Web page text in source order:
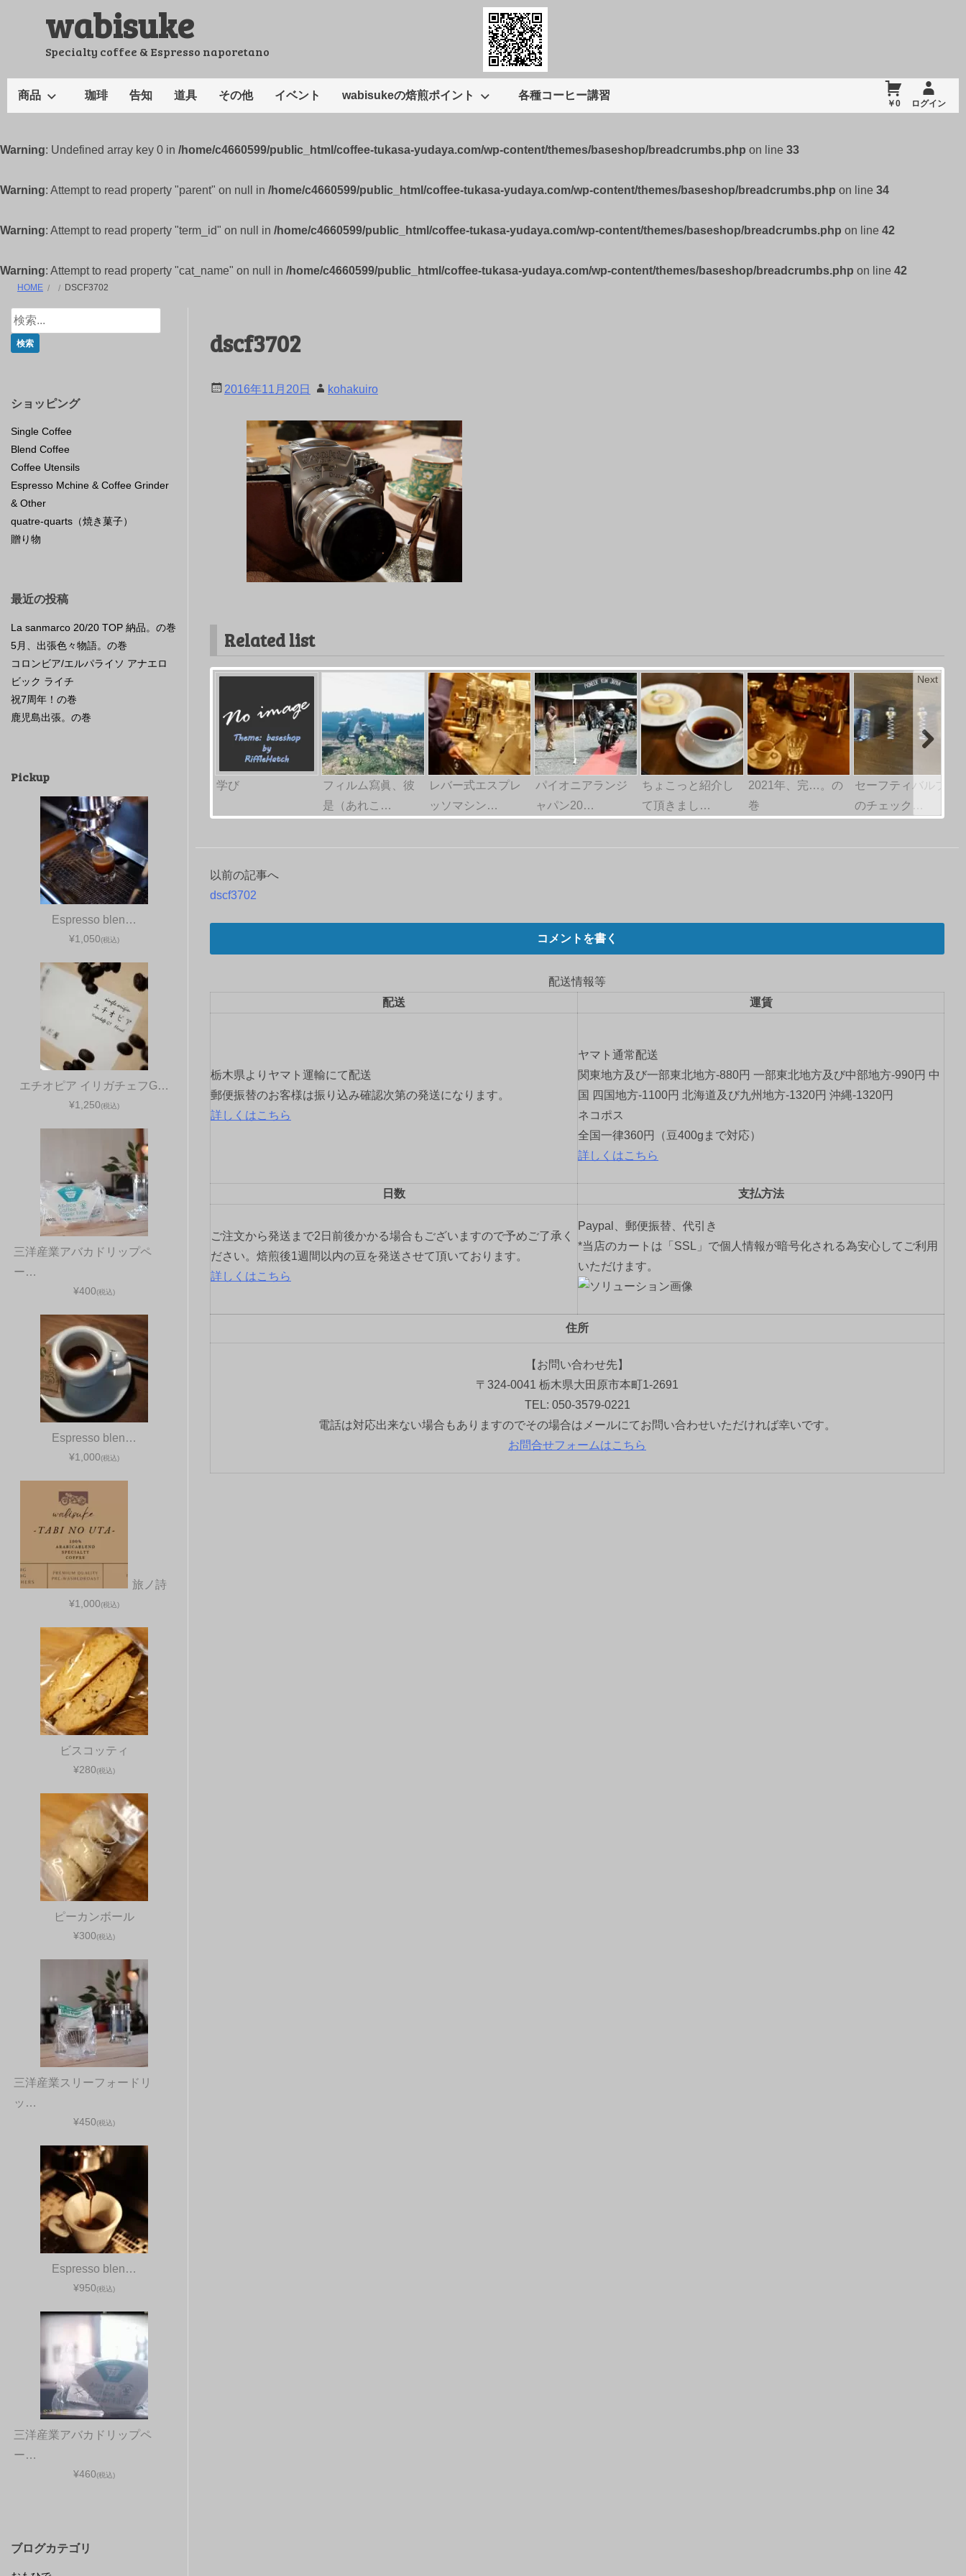
キ
プ
wabisuke
Specialty coffee & Espresso naporetano
商品 珈琲 告知 道具 その他 イベント wabisukeの焙煎ポイント 各種コーヒー講習
￥0 ログイン
Warning: Undefined array key 0 in /home/c4660599/public_html/coffee-tukasa-yudaya.com/wp-content/themes/baseshop/breadcrumbs.php on line 33
Warning: Attempt to read property "parent" on null in /home/c4660599/public_html/coffee-tukasa-yudaya.com/wp-content/themes/baseshop/breadcrumbs.php on line 34
Warning: Attempt to read property "term_id" on null in /home/c4660599/public_html/coffee-tukasa-yudaya.com/wp-content/themes/baseshop/breadcrumbs.php on line 42
Warning: Attempt to read property "cat_name" on null in /home/c4660599/public_html/coffee-tukasa-yudaya.com/wp-content/themes/baseshop/breadcrumbs.php on line 42
HOME DSCF3702
dscf3702
2016年11月20日 kohakuiro
Related list
学び
フィルム寫眞、彼
是（あれこ…
レバー式エスプレ
ッソマシン…
パイオニアランジ
ャパン20…
ちょこっと紹介し
て頂きまし…
2021年、完…。の
巻
セーフティバルブ
のチェック…
Next
投
シ
ョ
以前の記事へ
dscf3702
コメントを書く
配送情報等
配送
運賃
栃木県よりヤマト運輸にて配送
郵便振替のお客様は振り込み確認次第の発送になります。
詳しくはこちら
ヤマト通常配送
関東地方及び一部東北地方-880円 一部東北地方及び中部地方-990円 中
国 四国地方-1100円 北海道及び九州地方-1320円 沖縄-1320円
ネコポス
全国一律360円（豆400gまで対応）
詳しくはこちら
日数 支払方法
ご注文から発送まで2日前後かかる場合もございますので予めご了承く
ださい。焙煎後1週間以内の豆を発送させて頂いております。
詳しくはこちら
Paypal、郵便振替、代引き
*当店のカートは「SSL」で個人情報が暗号化される為安心してご利用
いただけます。
住所
【お問い合わせ先】
〒324-0041 栃木県大田原市本町1-2691
TEL: 050-3579-0221
電話は対応出来ない場合もありますのでその場合はメールにてお問い合わせいただければ幸いです。
お問合せフォームはこちら
ショッピング
Single Coffee
Blend Coffee
Coffee Utensils
Espresso Mchine & Coffee Grinder
& Other
quatre-quarts（焼き菓子）
贈り物
最近の投稿
La sanmarco 20/20 TOP 納品。の巻
5月、出張色々物語。の巻
コロンビア/エルパライソ アナエロ
ビック ライチ
祝7周年！の巻
鹿児島出張。の巻
Pickup
Espresso blen…
¥1,050(税込)
エチオピア イリガチェフG…
¥1,250(税込)
三洋産業アバカドリップペ
ー…
¥400(税込)
Espresso blen…
¥1,000(税込)
旅ノ詩
¥1,000(税込)
ビスコッティ
¥280(税込)
ピーカンボール
¥300(税込)
三洋産業スリーフォードリ
ッ…
¥450(税込)
Espresso blen…
¥950(税込)
三洋産業アバカドリップペ
ー…
¥460(税込)
ブログカテゴリ